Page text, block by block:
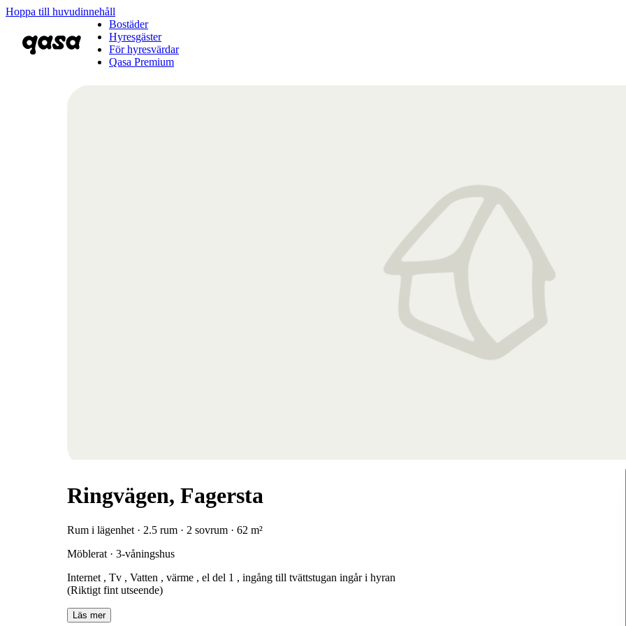
Hoppa till huvudinnehåll
Bostäder
Hyresgäster
För hyresvärdar
Qasa Premium
Ringvägen, Fagersta
Rum i lägenhet · 2.5 rum · 2 sovrum · 62 m²
Möblerat · 3-våningshus
Internet , Tv , Vatten , värme , el del 1 , ingång till tvättstugan ingår i hyran
(Riktigt fint utseende)
Läs mer